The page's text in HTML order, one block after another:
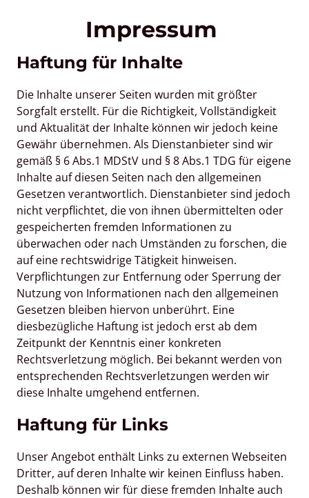
Impressum
Haftung für Inhalte
Die Inhalte unserer Seiten wurden mit größter
Sorgfalt erstellt. Für die Richtigkeit, Vollständigkeit
und Aktualität der Inhalte können wir jedoch keine
Gewähr übernehmen. Als Dienstanbieter sind wir
gemäß § 6 Abs.1 MDStV und § 8 Abs.1 TDG für eigene
Inhalte auf diesen Seiten nach den allgemeinen
Gesetzen verantwortlich. Dienstanbieter sind jedoch
nicht verpflichtet, die von ihnen übermittelten oder
gespeicherten fremden Informationen zu
überwachen oder nach Umständen zu forschen, die
auf eine rechtswidrige Tätigkeit hinweisen.
Verpflichtungen zur Entfernung oder Sperrung der
Nutzung von Informationen nach den allgemeinen
Gesetzen bleiben hiervon unberührt. Eine
diesbezügliche Haftung ist jedoch erst ab dem
Zeitpunkt der Kenntnis einer konkreten
Rechtsverletzung möglich. Bei bekannt werden von
entsprechenden Rechtsverletzungen werden wir
diese Inhalte umgehend entfernen.
Haftung für Links
Unser Angebot enthält Links zu externen Webseiten
Dritter, auf deren Inhalte wir keinen Einfluss haben.
Deshalb können wir für diese fremden Inhalte auch